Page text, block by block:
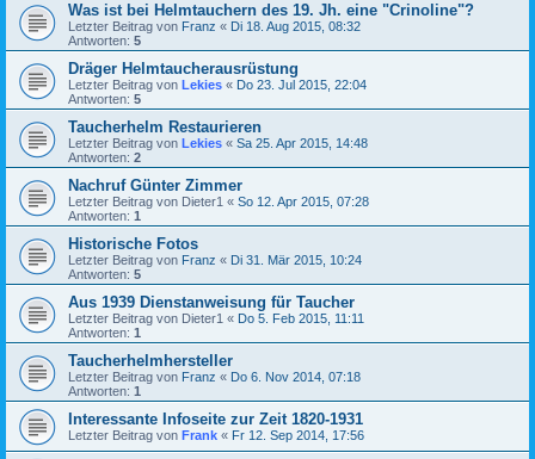
Was ist bei Helmtauchern des 19. Jh. eine "Crinoline"?
Letzter Beitrag von Franz « Di 18. Aug 2015, 08:32
Antworten: 5
Dräger Helmtaucherausrüstung
Letzter Beitrag von Lekies « Do 23. Jul 2015, 22:04
Antworten: 5
Taucherhelm Restaurieren
Letzter Beitrag von Lekies « Sa 25. Apr 2015, 14:48
Antworten: 2
Nachruf Günter Zimmer
Letzter Beitrag von Dieter1 « So 12. Apr 2015, 07:28
Antworten: 1
Historische Fotos
Letzter Beitrag von Franz « Di 31. Mär 2015, 10:24
Antworten: 5
Aus 1939 Dienstanweisung für Taucher
Letzter Beitrag von Dieter1 « Do 5. Feb 2015, 11:11
Antworten: 1
Taucherhelmhersteller
Letzter Beitrag von Franz « Do 6. Nov 2014, 07:18
Antworten: 1
Interessante Infoseite zur Zeit 1820-1931
Letzter Beitrag von Frank « Fr 12. Sep 2014, 17:56